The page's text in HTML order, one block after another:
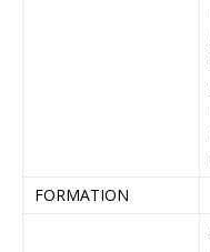
FORMATION